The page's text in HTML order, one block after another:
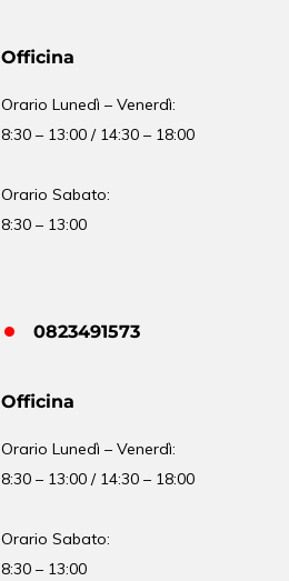
Officina
Orario Lunedì – Venerdì:
8:30 – 13:00 / 14:30 – 18:00
Orario Sabato:
8:30 – 13:00
0823491573
Officina
Orario Lunedì – Venerdì:
8:30 – 13:00 / 14:30 – 18:00
Orario Sabato:
8:30 – 13:00